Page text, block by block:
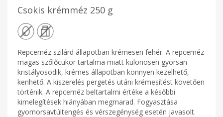
Csokis krémméz 250 g
Repceméz szilárd állapotban krémesen fehér. A repceméz
magas szőlőcukor tartalma miatt különösen gyorsan
kristályosodik, krémes állapotban könnyen kezelhető,
kenhető. A kiszerelés pergetés utáni krémesítést követően
történik. A repceméz beltartalmi értéke a későbbi
kimelegítések hiányában megmarad. Fogyasztása
gyomorsavtúltengés és vérszegénység esetén javasolt.